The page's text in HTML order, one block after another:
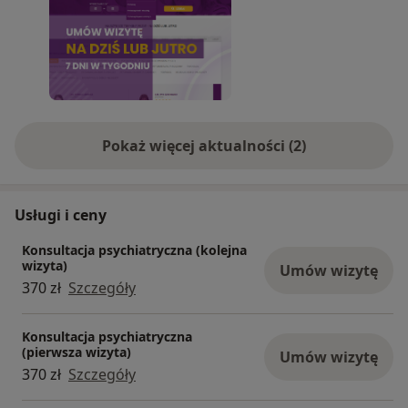
Pokaż więcej aktualności (2)
Usługi i ceny
Konsultacja psychiatryczna (kolejna
wizyta)
370 zł Szczegóły
Umów wizytę
Konsultacja psychiatryczna
(pierwsza wizyta)
370 zł Szczegóły
Umów wizytę